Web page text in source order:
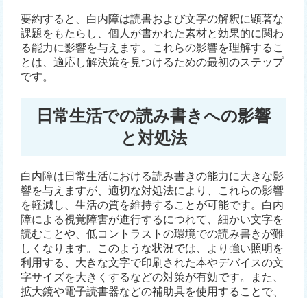
要約すると、白内障は読書および文字の解釈に顕著な
課題をもたらし、個人が書かれた素材と効果的に関わ
る能力に影響を与えます。これらの影響を理解するこ
とは、適応し解決策を見つけるための最初のステップ
です。
日常生活での読み書きへの影響
と対処法
白内障は日常生活における読み書きの能力に大きな影
響を与えますが、適切な対処法により、これらの影響
を軽減し、生活の質を維持することが可能です。白内
障による視覚障害が進行するにつれて、細かい文字を
読むことや、低コントラストの環境での読み書きが難
しくなります。このような状況では、より強い照明を
利用する、大きな文字で印刷された本やデバイスの文
字サイズを大きくするなどの対策が有効です。また、
拡大鏡や電子読書器などの補助具を使用することで、